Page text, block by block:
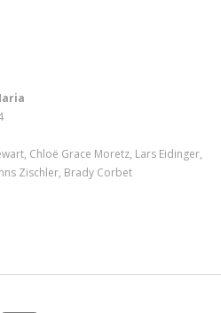
Chloë Grace Moretz, Lars Eidinger,
Zischler, Brady Corbet